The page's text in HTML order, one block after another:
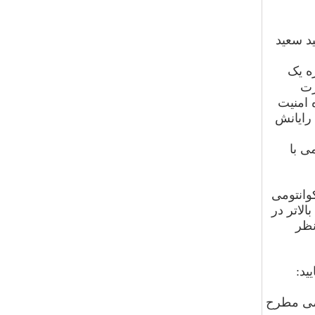
سعید
یک
امنیت
با
در
:
مطرح